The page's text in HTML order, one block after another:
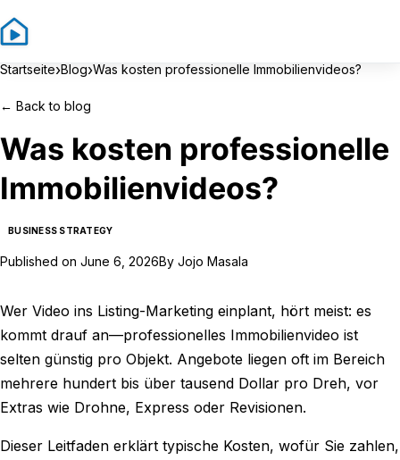
Startseite›Blog›Was kosten professionelle Immobilienvideos?
← Back to blog
Was kosten professionelle
Immobilienvideos?
BUSINESS STRATEGY
Published on June 6, 2026By Jojo Masala
Wer Video ins Listing-Marketing einplant, hört meist: es
kommt drauf an—professionelles Immobilienvideo ist
selten günstig pro Objekt. Angebote liegen oft im Bereich
mehrere hundert bis über tausend Dollar pro Dreh, vor
Extras wie Drohne, Express oder Revisionen.
Dieser Leitfaden erklärt typische Kosten, wofür Sie zahlen,